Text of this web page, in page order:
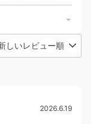
2026.6.19